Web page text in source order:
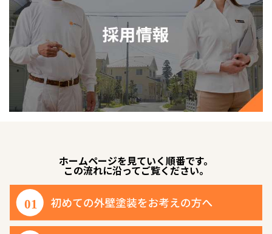
ホームページを見ていく順番です。
この流れに沿ってご覧ください。